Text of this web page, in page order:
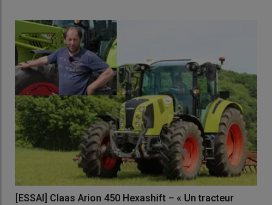
[ESSAI] Claas Arion 450 Hexashift – « Un tracteur